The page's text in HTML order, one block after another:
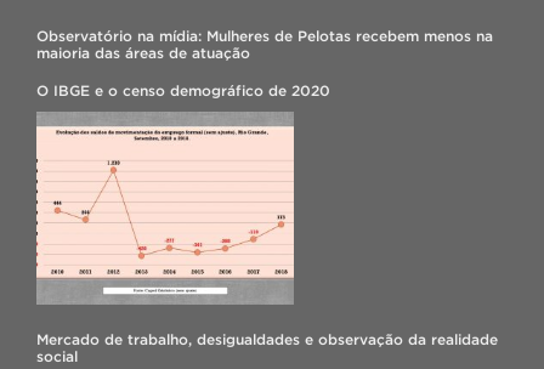
Observatório na mídia: Mulheres de Pelotas recebem menos na
maioria das áreas de atuação
O IBGE e o censo demográfico de 2020
Mercado de trabalho, desigualdades e observação da realidade
social